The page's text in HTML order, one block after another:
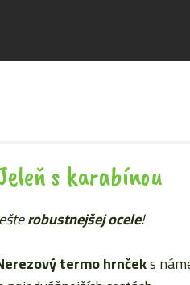
s karabínou
robustnejšejocele!
termo hrnčeks